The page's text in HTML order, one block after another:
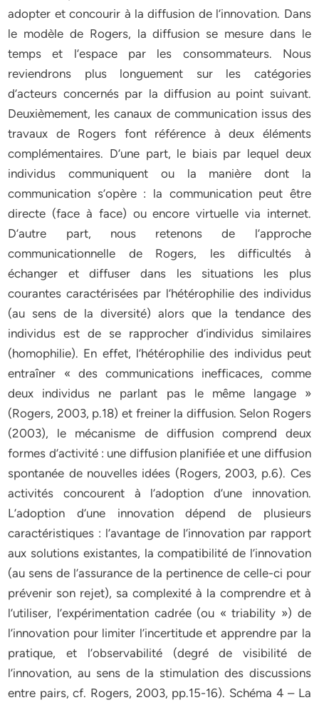
adopter et concourir à la diffusion de l’innovation. Dans
le modèle de Rogers, la diffusion se mesure dans le
temps et l’espace par les consommateurs. Nous
reviendrons plus longuement sur les catégories
d’acteurs concernés par la diffusion au point suivant.
Deuxièmement, les canaux de communication issus des
travaux de Rogers font référence à deux éléments
complémentaires. D’une part, le biais par lequel deux
individus communiquent ou la manière dont la
communication s’opère : la communication peut être
directe (face à face) ou encore virtuelle via internet.
D’autre part, nous retenons de l’approche
communicationnelle de Rogers, les difficultés à
échanger et diffuser dans les situations les plus
courantes caractérisées par l’hétérophilie des individus
(au sens de la diversité) alors que la tendance des
individus est de se rapprocher d’individus similaires
(homophilie). En effet, l’hétérophilie des individus peut
entraîner « des communications inefficaces, comme
deux individus ne parlant pas le même langage »
(Rogers, 2003, p.18) et freiner la diffusion. Selon Rogers
(2003), le mécanisme de diffusion comprend deux
formes d’activité : une diffusion planifiée et une diffusion
spontanée de nouvelles idées (Rogers, 2003, p.6). Ces
activités concourent à l’adoption d’une innovation.
L’adoption d’une innovation dépend de plusieurs
caractéristiques : l’avantage de l’innovation par rapport
aux solutions existantes, la compatibilité de l’innovation
(au sens de l’assurance de la pertinence de celle-ci pour
prévenir son rejet), sa complexité à la comprendre et à
l’utiliser, l’expérimentation cadrée (ou « triability ») de
l’innovation pour limiter l’incertitude et apprendre par la
pratique, et l’observabilité (degré de visibilité de
l’innovation, au sens de la stimulation des discussions
entre pairs, cf. Rogers, 2003, pp.15-16). Schéma 4 – La